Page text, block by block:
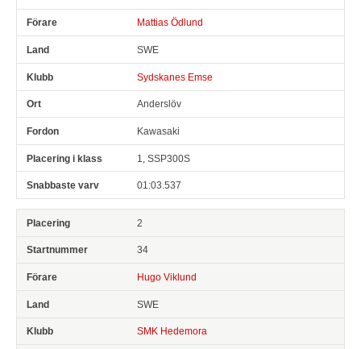
Mattias Ödlund
SWE
Sydskanes Emse
Anderslöv
Kawasaki
1, SSP300S
01:03.537
2
34
Hugo Viklund
SWE
SMK Hedemora